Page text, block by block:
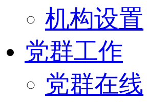
机构设置
党群工作
党群在线